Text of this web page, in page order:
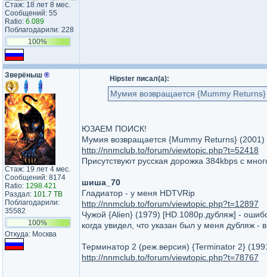
Стаж: 18 лет 8 мес.
Сообщений: 55
Ratio: 6.089
Поблагодарили: 228
100%
Зверёныш ®
Стаж: 19 лет 4 мес.
Сообщений: 8174
Ratio: 1298.421
Раздал: 101.7 TB
Поблагодарили:
35582
100%
Откуда: Москва
Hipster писал(а):
Мумия возвращается {Mummy
ЮЗАЕМ ПОИСК!
Мумия возвращается {Mummy Returns} (2001)
http://nnmclub.to/forum/viewtopic.php?t=52418
Присутствуют русская дорожка 384kbps с
шиша_70
Гладиатор - у меня HDTVRip
http://nnmclub.to/forum/viewtopic.php?t=12897
Чужой {Alien} (1979) [HD.1080p.дубляж] -
когда увидел, что указан был у меня дубляж -
Терминатор 2 (реж.версия) {Terminator 2}
http://nnmclub.to/forum/viewtopic.php?t=78767